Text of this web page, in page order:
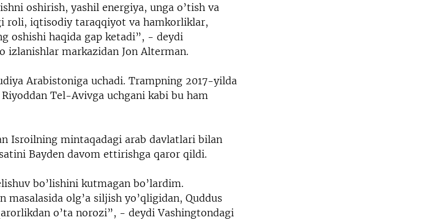
oshirish, yashil energiya, unga o’tish va
roli, iqtisodiy taraqqiyot va hamkorliklar,
oshishi haqida gap ketadi”, - deydi
izlanishlar markazidan Jon Alterman.
Arabistoniga uchadi. Trampning 2017-yilda
Tel-Avivga uchgani kabi bu ham
Isroilning mintaqadagi arab davlatlari bilan
Bayden davom ettirishga qaror qildi.
bo’lishini kutmagan bo’lardim.
olg’a siljish yo’qligidan, Quddus
o’ta norozi”, - deydi Vashingtondagi